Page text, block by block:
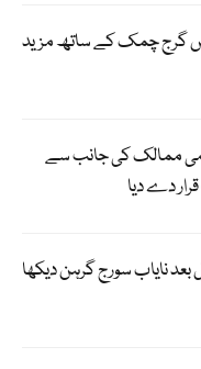
گرج چمک کے ساتھ مزید
ممالک کی جانب سے
دے دیا
اور آئرلینڈ میں 27 سال بعد نایاب سورج گرہن دیکھا